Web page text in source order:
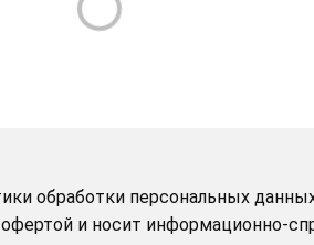
обработки персональных
и носит информационно-